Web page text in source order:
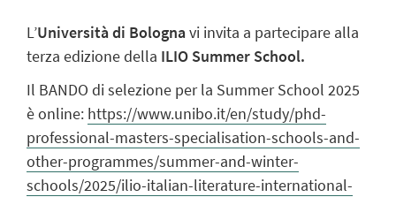
L’Università di Bolognavi invita a partecipare alla
terza edizione della ILIO Summer School.
Il BANDO di selezione per la Summer School 2025
è online: https://www.unibo.it/en/study/phd-
professional-masters-specialisation-schools-and-
other-programmes/summer-and-winter-
schools/2025/ilio-italian-literature-international-